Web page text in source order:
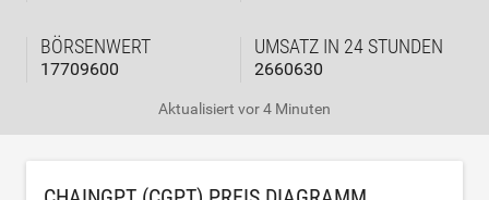
BÖRSENWERT
17709600
UMSATZ IN 24 STUNDEN
2660630
Aktualisiert vor 4 Minuten